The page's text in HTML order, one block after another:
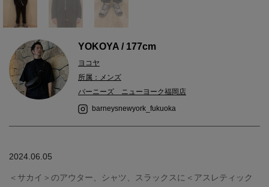
YOKOYA / 177cm
ヨコヤ
所属：メンズ
バーニーズ ニューヨーク福岡店
barneysnewyork_fukuoka
2024.06.05
＜サカイ＞のアウター、シャツ、スラックスに＜アスレティック